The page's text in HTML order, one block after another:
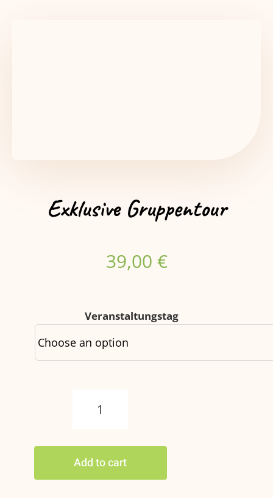
Exklusive Gruppentour
39,00 €
Veranstaltungstag
Exklusive
quantity
Add to cart